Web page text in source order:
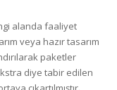
alanda faaliyet
veya hazır tasarım
paketler
diye tabir edilen